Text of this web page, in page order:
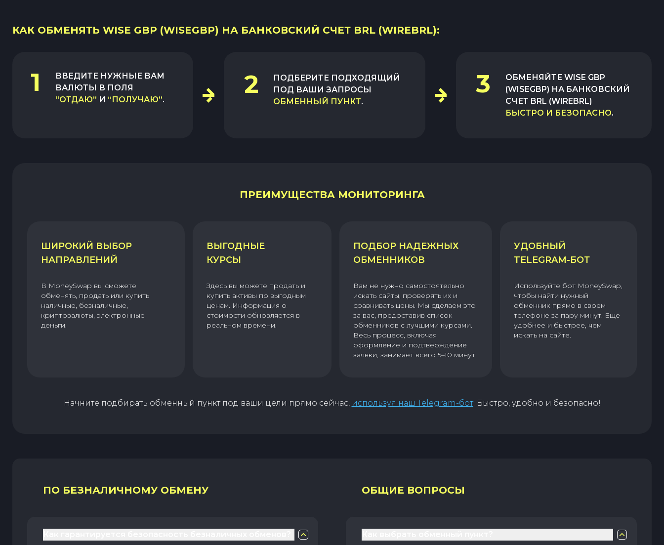
КАК ОБМЕНЯТЬ WISE GBP (WISEGBP) НА БАНКОВСКИЙ СЧЕТ BRL (WIREBRL):
1
ВВЕДИТЕ НУЖНЫЕ ВАМ
ВАЛЮТЫ В ПОЛЯ
“ОТДАЮ” И “ПОЛУЧАЮ”.
2
ПОДБЕРИТЕ ПОДХОДЯЩИЙ
ПОД ВАШИ ЗАПРОСЫ
ОБМЕННЫЙ ПУНКТ.
3 ОБМЕНЯЙТЕ WISE GBP
(WISEGBP) НА БАНКОВСКИЙ
СЧЕТ BRL (WIREBRL)
БЫСТРО И БЕЗОПАСНО.
ПРЕИМУЩЕСТВА МОНИТОРИНГА
ШИРОКИЙ ВЫБОР
НАПРАВЛЕНИЙ
В MoneySwap вы сможете
обменять, продать или купить
наличные, безналичные,
криптовалюты, электронные
деньги.
ВЫГОДНЫЕ
КУРСЫ
Здесь вы можете продать и
купить активы по выгодным
ценам. Информация о
стоимости обновляется в
реальном времени.
ПОДБОР НАДЕЖНЫХ
ОБМЕННИКОВ
Вам не нужно самостоятельно
искать сайты, проверять их и
сравнивать цены. Мы сделаем это
за вас, предоставив список
обменников с лучшими курсами.
Весь процесс, включая
оформление и подтверждение
заявки, занимает всего 5–10 минут.
УДОБНЫЙ
TELEGRAM-БОТ
Используйте бот MoneySwap,
чтобы найти нужный
обменник прямо в своем
телефоне за пару минут. Еще
удобнее и быстрее, чем
искать на сайте.
Начните подбирать обменный пункт под ваши цели прямо сейчас, используя наш Telegram-бот. Быстро, удобно и безопасно!
ПО БЕЗНАЛИЧНОМУ ОБМЕНУ ОБЩИЕ ВОПРОСЫ